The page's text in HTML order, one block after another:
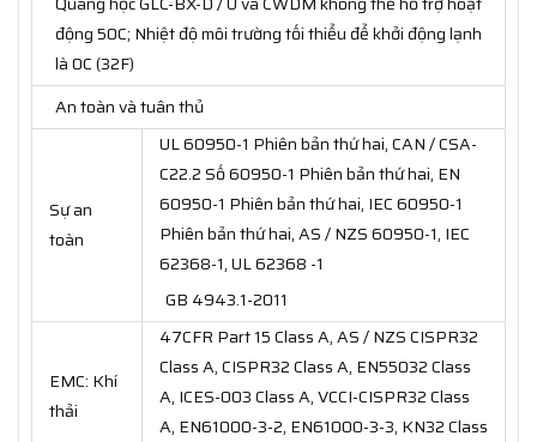
động 50C; Nhiệt độ môi trường tối thiểu để khởi động lạnh
là 0C (32F)
An toàn và tuân thủ
Sự an
toàn
UL 60950-1 Phiên bản thứ hai, CAN / CSA-
C22.2 Số 60950-1 Phiên bản thứ hai, EN
60950-1 Phiên bản thứ hai, IEC 60950-1
Phiên bản thứ hai, AS / NZS 60950-1, IEC
62368-1, UL 62368 -1
GB 4943.1-2011
EMC: Khí
thải
47CFR Part 15 Class A, AS / NZS CISPR32
Class A, CISPR32 Class A, EN55032 Class
A, ICES-003 Class A, VCCI-CISPR32 Class
A, EN61000-3-2, EN61000-3-3, KN32 Class